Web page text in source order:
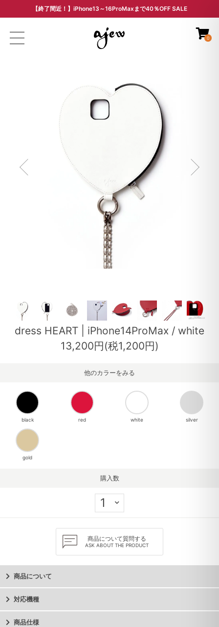
【終了間近！】iPhone13～16ProMaxまで40％OFF SALE
ARCHIVE SALE - 過去モデルをお得な価格で -
0
dress HEART | iPhone14ProMax / white
13,200円(税1,200円)
他のカラーをみる
black red white silver
gold
購入数
商品について質問する
ASK ABOUT THE PRODUCT
商品について
対応機種
商品仕様